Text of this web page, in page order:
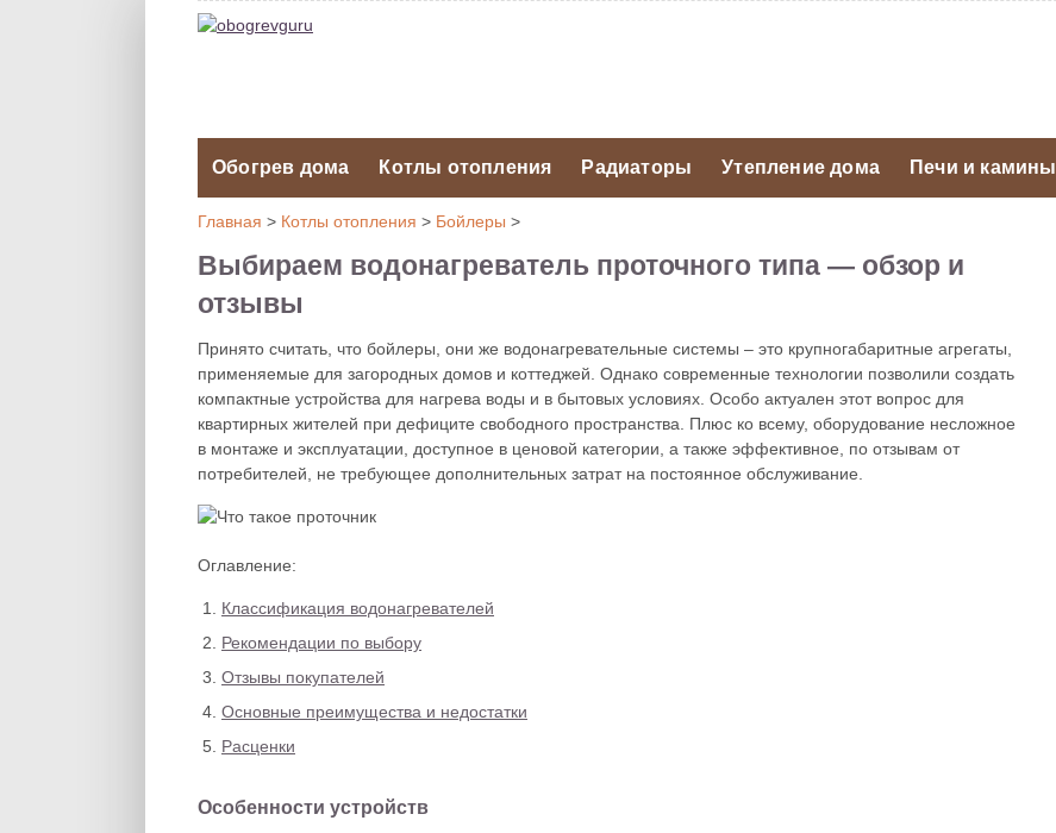
Обогрев дома Котлы отопления Радиаторы Утепление дома Печи и камины
Главная > Котлы отопления > Бойлеры >
Выбираем водонагреватель проточного типа — обзор и
отзывы
Принято считать, что бойлеры, они же водонагревательные системы – это крупногабаритные агрегаты,
применяемые для загородных домов и коттеджей. Однако современные технологии позволили создать
компактные устройства для нагрева воды и в бытовых условиях. Особо актуален этот вопрос для
квартирных жителей при дефиците свободного пространства. Плюс ко всему, оборудование несложное
в монтаже и эксплуатации, доступное в ценовой категории, а также эффективное, по отзывам от
потребителей, не требующее дополнительных затрат на постоянное обслуживание.
Оглавление:
Классификация водонагревателей
Рекомендации по выбору
Отзывы покупателей
Основные преимущества и недостатки
Расценки
Особенности устройств